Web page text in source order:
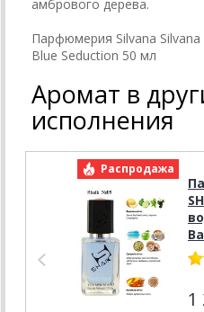
амбрового дерева.
Парфюмерия Silvana
Blue Seduction 50 мл
Аромат в
исполнения
Распродажа
ml
1